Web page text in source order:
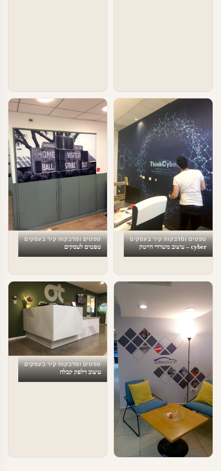
טפטים ומדבקות קיר בעסקים
cyber – עיצוב משרדי הייטק
טפטים ומדבקות קיר בעסקים
טפטים לעסקים
טפטים ומדבקות קיר בעסקים
עיצוב דלפק קבלה